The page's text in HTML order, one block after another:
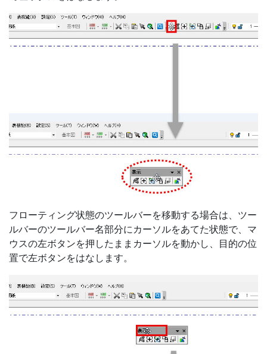
フローティング状態のツールバーを移動する場合は、ツー
ルバーのツールバー名部分にカーソルをあてた状態で、マ
ウスの左ボタンを押したままカーソルを動かし、目的の位
置で左ボタンをはなします。